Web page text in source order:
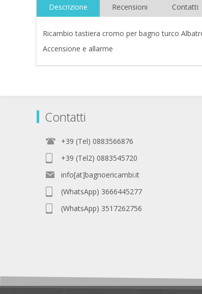
Descrizione Recensioni Contatti
Ricambio tastiera cromo per bagno turco
Accensione e allarme
Contatti
+39 (Tel) 0883566876
+39 (Tel2) 0883545720
info[at]bagnoericambi.it
(WhatsApp) 3666445277
(WhatsApp) 3517262756